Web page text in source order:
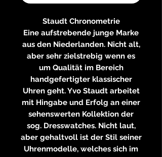
Staudt Chronometrie
Eine aufstrebende junge Marke
aus den Niederlanden. Nicht alt,
aber sehr zielstrebig wenn es
um Qualität im Bereich
handgefertigter klassischer
Uhren geht. Yvo Staudt arbeitet
mit Hingabe und Erfolg an einer
sehenswerten Kollektion der
sog. Dresswatches. Nicht laut,
aber gehaltvoll ist der Stil seiner
Uhrenmodelle, welches sich im